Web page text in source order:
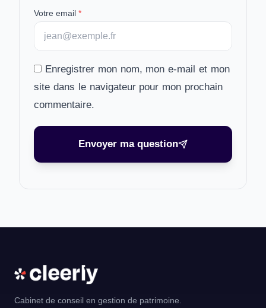
Votre email *
Enregistrer mon nom, mon e-mail et mon
site dans le navigateur pour mon prochain
commentaire.
Envoyer ma question
Cabinet de conseil en gestion de patrimoine.